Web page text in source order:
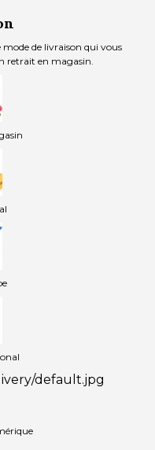
de livraison qui vous
retrait en magasin.